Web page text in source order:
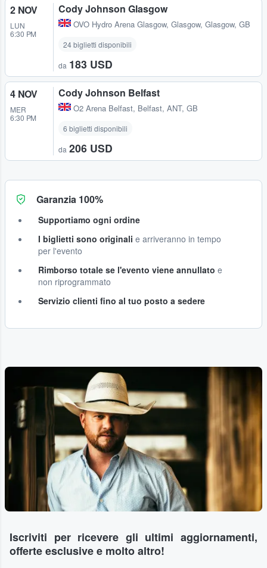
2 NOV
LUN
6:30 PM
Cody Johnson Glasgow
OVO Hydro Arena Glasgow, Glasgow, Glasgow, GB
24 biglietti disponibili
da 183 USD
4 NOV
MER
6:30 PM
Cody Johnson Belfast
O2 Arena Belfast, Belfast, ANT, GB
6 biglietti disponibili
da 206 USD
Garanzia 100%
Supportiamo ogni ordine
I biglietti sono originali e arriveranno in tempo
per l'evento
Rimborso totale se l'evento viene annullato e
non riprogrammato
Servizio clienti fino al tuo posto a sedere
Iscriviti per ricevere gli ultimi aggiornamenti,
offerte esclusive e molto altro!